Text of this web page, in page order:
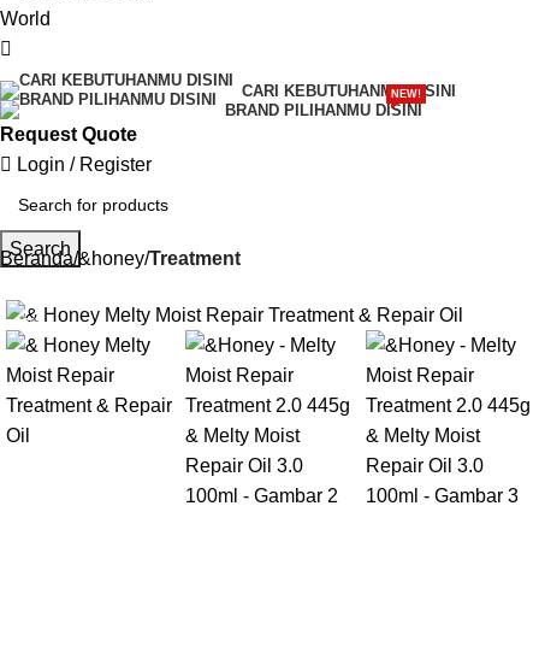
CARI KEBUTUHANMU DISINI
BRAND PILIHANMU DISINI
NEW!
Request Quote
Login / Register
Search
Beranda &honey Treatment
-17%